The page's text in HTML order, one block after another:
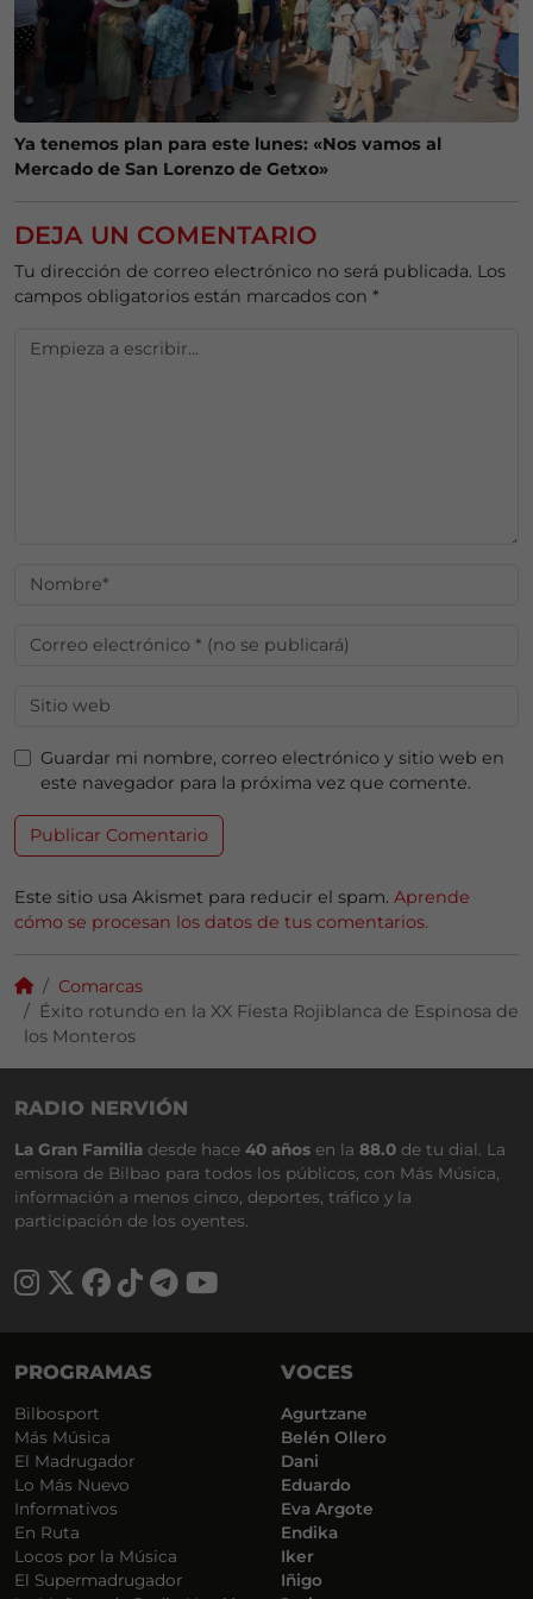
Ya tenemos plan para este lunes: «Nos vamos al
Mercado de San Lorenzo de Getxo»
DEJA UN COMENTARIO
Tu dirección de correo electrónico no será publicada. Los
campos obligatorios están marcados con *
Guardar mi nombre, correo electrónico y sitio web en
este navegador para la próxima vez que comente.
Este sitio usa Akismet para reducir el spam. Aprende
cómo se procesan los datos de tus comentarios.
Comarcas
Éxito rotundo en la XX Fiesta Rojiblanca de Espinosa de
los Monteros
RADIO NERVIÓN
La Gran Familia desde hace 40 años en la 88.0 de tu dial. La
emisora de Bilbao para todos los públicos, con Más Música,
información a menos cinco, deportes, tráfico y la
participación de los oyentes.
PROGRAMAS
Bilbosport
Más Música
El Madrugador
Lo Más Nuevo
Informativos
En Ruta
Locos por la Música
El Supermadrugador
VOCES
Agurtzane
Belén Ollero
Dani
Eduardo
Eva Argote
Endika
Iker
Iñigo